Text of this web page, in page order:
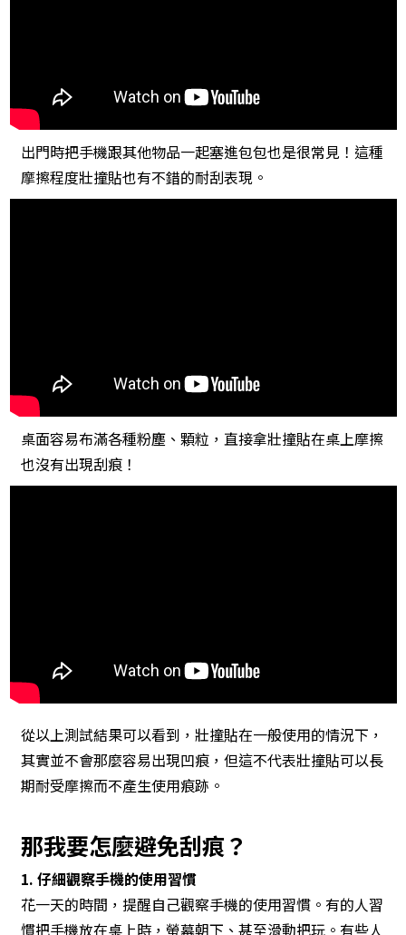
出門時把手機跟其他物品一起塞進包包也是很常見！這種
摩擦程度壯撞貼也有不錯的耐刮表現。
桌面容易布滿各種粉塵、顆粒，直接拿壯撞貼在桌上摩擦
也沒有出現刮痕！
從以上測試結果可以看到，壯撞貼在一般使用的情況下，
其實並不會那麼容易出現凹痕，但這不代表壯撞貼可以長
期耐受摩擦而不產生使用痕跡。
那我要怎麼避免刮痕？
1. 仔細觀察手機的使用習慣
花一天的時間，提醒自己觀察手機的使用習慣。有的人習
慣把手機放在桌上時，螢幕朝下、甚至滑動把玩。有些人